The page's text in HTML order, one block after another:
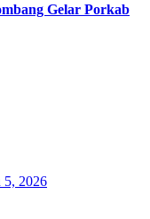
Gelar Porkab
5, 2026